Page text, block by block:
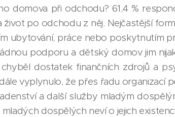
domova při odchodu? 61,4 %
po odchodu z něj. Nejčastější
ubytování, práce nebo poskytnutím
podporu a dětský domov jim
chyběl dostatek finančních zdrojů a
vyplynulo, že přes řadu organizací
a další služby mladým
dospělých neví o jejich